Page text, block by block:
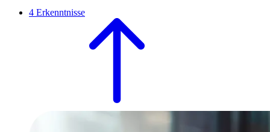
4 Erkenntnisse